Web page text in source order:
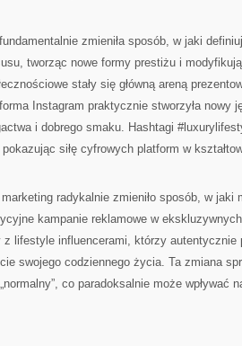
zmieniła sposób, w jaki
tworząc nowe formy prestiżu i
stały się główną areną
Instagram praktycznie stworzyła nowy
i dobrego smaku. Hashtagi
siłę cyfrowych platform w
radykalnie zmieniło sposób, w jaki
kampanie reklamowe w
z lifestyle influencerami, którzy autentycznie
swojego codziennego życia. Ta zmiana
co paradoksalnie może wpływać